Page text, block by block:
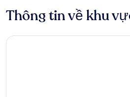
Thông tin về khu